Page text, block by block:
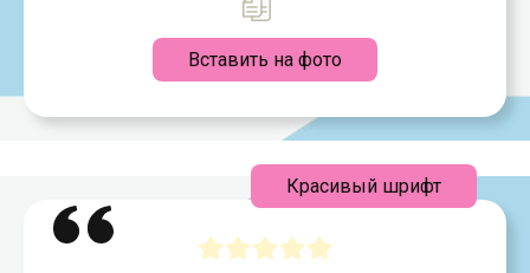
Вставить на фото
Красивый шрифт